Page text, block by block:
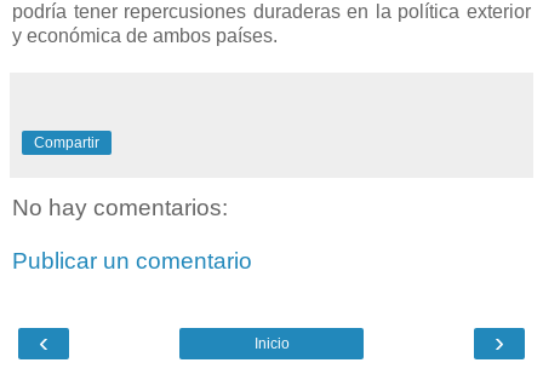
podría tener repercusiones duraderas en la política exterior
y económica de ambos países.
Compartir
No hay comentarios:
Publicar un comentario
‹ ›
Inicio